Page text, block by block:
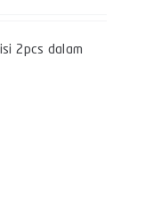
2pcs dalam